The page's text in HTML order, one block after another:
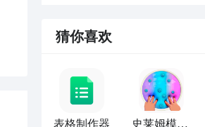
猜你喜欢
表格制作器 史莱姆模拟器制作